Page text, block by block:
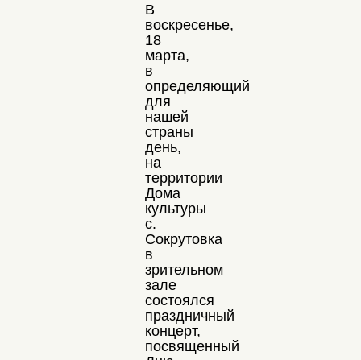
В
воскресенье,
18
марта,
в
определяющий
для
нашей
страны
день,
на
территории
Дома
культуры
с.
Сокрутовка
в
зрительном
зале
состоялся
праздничный
концерт,
посвященный